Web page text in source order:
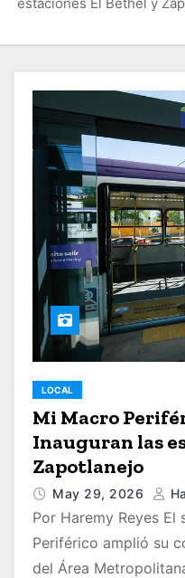
LOCAL
Mi Macro
Inauguran las
Zapotlanejo
May 29, 2026
Por Haremy Reyes El
Periférico amplió su
del Área